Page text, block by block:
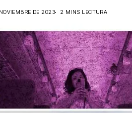
DE 2023 2 MINS LECTURA